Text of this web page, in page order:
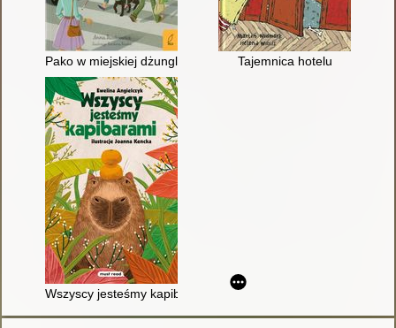
Pako w miejskiej dżungli Tajemnica hotelu
Wszyscy jesteśmy kapibarami